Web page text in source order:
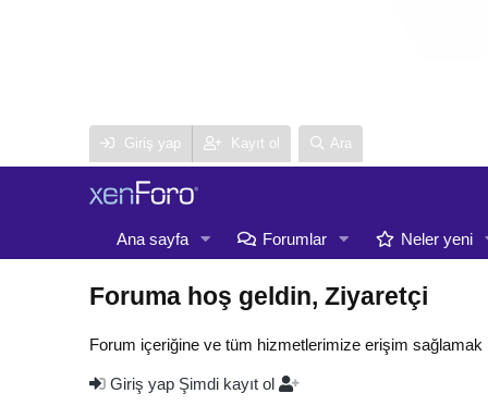
Giriş yap Kayıt ol Ara
Ana sayfa Forumlar Neler yeni
Foruma hoş geldin, Ziyaretçi
Forum içeriğine ve tüm hizmetlerimize erişim sağlamak
Giriş yap Şimdi kayıt ol